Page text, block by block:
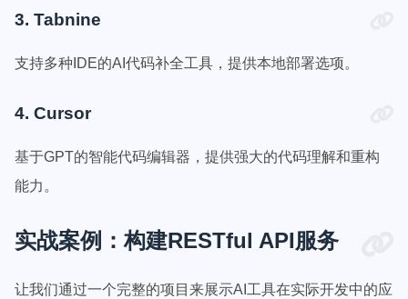
3. Tabnine
支持多种IDE的AI代码补全工具，提供本地部署选项。
4. Cursor
基于GPT的智能代码编辑器，提供强大的代码理解和重构
能力。
实战案例：构建RESTful API服务
让我们通过一个完整的项目来展示AI工具在实际开发中的应